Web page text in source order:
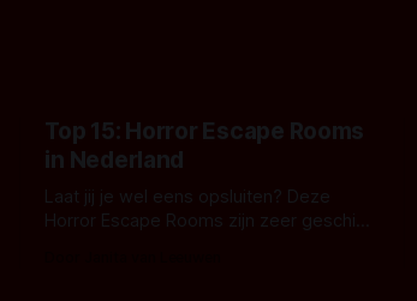
Top 15: Horror Escape Rooms
in Nederland
Laat jij je wel eens opsluiten? Deze
Horror Escape Rooms zijn zeer geschikt